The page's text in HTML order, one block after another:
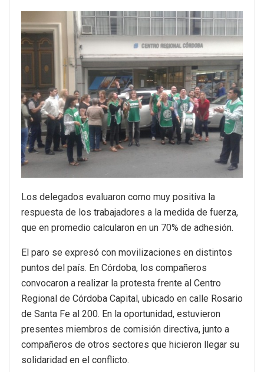
Los delegados evaluaron como muy positiva la
respuesta de los trabajadores a la medida de fuerza,
que en promedio calcularon en un 70% de adhesión.
El paro se expresó con movilizaciones en distintos
puntos del país. En Córdoba, los compañeros
convocaron a realizar la protesta frente al Centro
Regional de Córdoba Capital, ubicado en calle Rosario
de Santa Fe al 200. En la oportunidad, estuvieron
presentes miembros de comisión directiva, junto a
compañeros de otros sectores que hicieron llegar su
solidaridad en el conflicto.